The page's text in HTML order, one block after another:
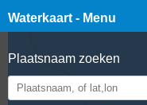
Waterkaart - Menu
Plaatsnaam zoeken
☰ Waterkaart van